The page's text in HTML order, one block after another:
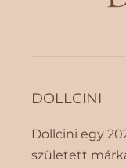
DOLLCINI
Dollcini egy
született